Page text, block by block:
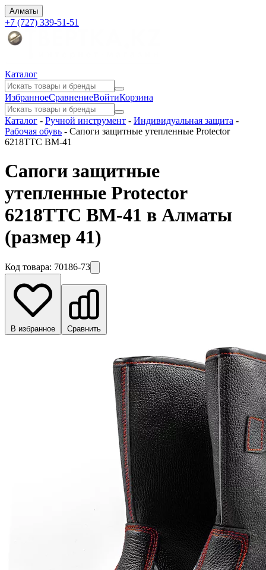
Алматы
+7 (727) 339-51-51
Каталог
ИзбранноеСравнениеВойтиКорзина
Каталог - Ручной инструмент - Индивидуальная защита -
Рабочая обувь - Сапоги защитные утепленные Protector
6218ТТС ВМ-41
Сапоги защитные
утепленные Protector
6218ТТС ВМ-41 в Алматы
(размер 41)
Код товара: 70186-73
В избранное Сравнить